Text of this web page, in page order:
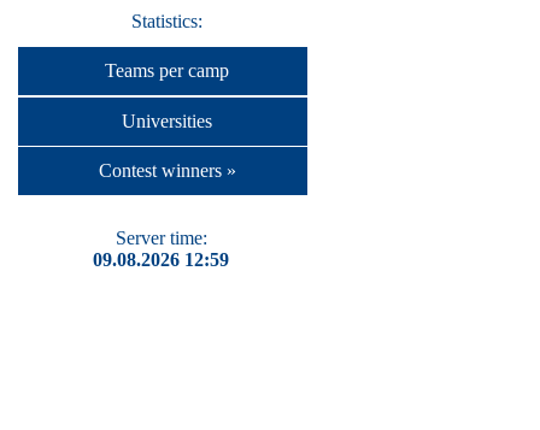
Statistics:
Teams per camp
Universities
Contest winners »
Server time:
09.08.2026 12:59